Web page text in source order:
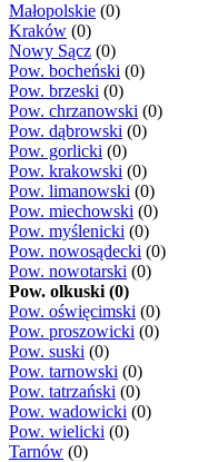
Małopolskie (0)
Kraków (0)
Nowy Sącz (0)
Pow. bocheński (0)
Pow. brzeski (0)
Pow. chrzanowski (0)
Pow. dąbrowski (0)
Pow. gorlicki (0)
Pow. krakowski (0)
Pow. limanowski (0)
Pow. miechowski (0)
Pow. myślenicki (0)
Pow. nowosądecki (0)
Pow. nowotarski (0)
Pow. olkuski (0)
Pow. oświęcimski (0)
Pow. proszowicki (0)
Pow. suski (0)
Pow. tarnowski (0)
Pow. tatrzański (0)
Pow. wadowicki (0)
Pow. wielicki (0)
Tarnów (0)